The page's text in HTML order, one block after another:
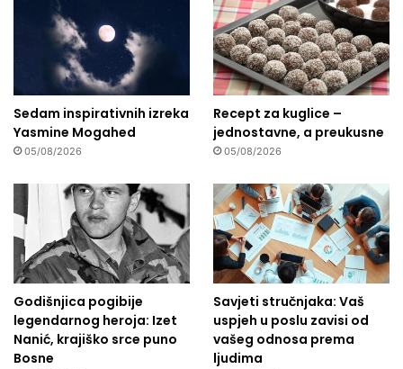
Sedam inspirativnih izreka
Yasmine Mogahed
05/08/2026
Recept za kuglice –
jednostavne, a preukusne
05/08/2026
Godišnjica pogibije
legendarnog heroja: Izet
Nanić, krajiško srce puno
Bosne
Savjeti stručnjaka: Vaš
uspjeh u poslu zavisi od
vašeg odnosa prema
ljudima